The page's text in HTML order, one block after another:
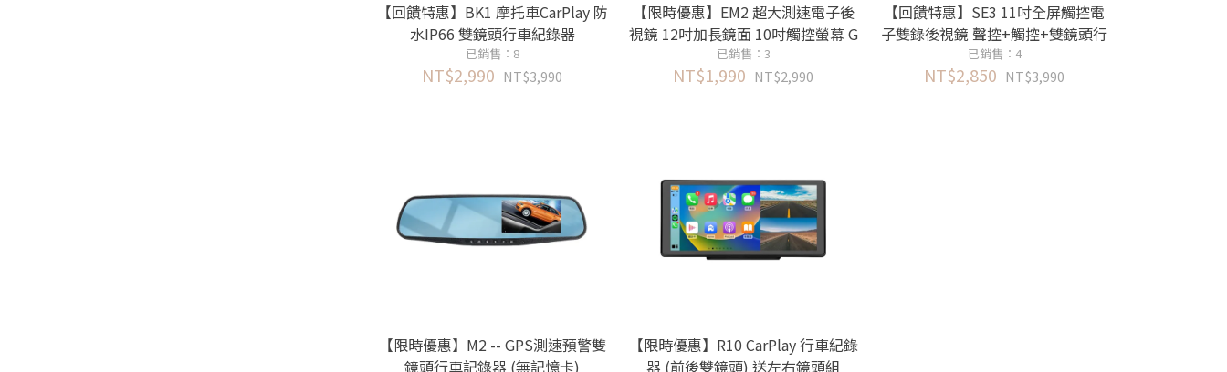
【回饋特惠】BK1 摩托車CarPlay 防
水IP66 雙鏡頭行車紀錄器
已銷售：8
NT$2,990 NT$3,990
【限時優惠】EM2 超大測速電子後
視鏡 12吋加長鏡面 10吋觸控螢幕 G
PS測速照相提醒
已銷售：3
NT$1,990 NT$2,990
【回饋特惠】SE3 11吋全屏觸控電
子雙錄後視鏡 聲控+觸控+雙鏡頭行
車記錄器 送GPS測速照相預警
已銷售：4
NT$2,850 NT$3,990
【限時優惠】M2 -- GPS測速預警雙
鏡頭行車記錄器 (無記憶卡)
【限時優惠】R10 CarPlay 行車紀錄
器 (前後雙鏡頭) 送左右鏡頭組